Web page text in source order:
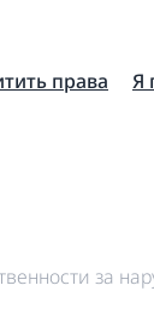
права Я
за